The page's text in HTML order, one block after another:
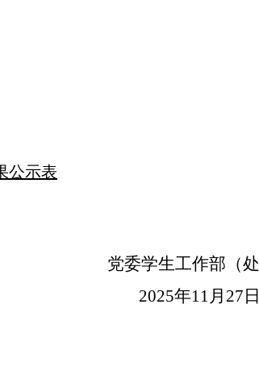
公示表
党委学生工作部（处
5年11月 27 日